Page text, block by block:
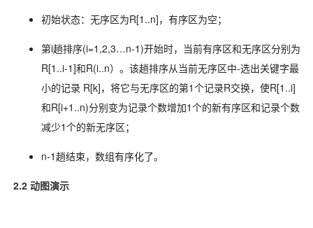
初始状态：无序区为R[1..n]，有序区为空；
第i趟排序(i=1,2,3…n-1)开始时，当前有序区和无序区分别为
R[1..i-1]和R(i..n）。该趟排序从当前无序区中-选出关键字最
小的记录 R[k]，将它与无序区的第1个记录R交换，使R[1..i]
和R[i+1..n)分别变为记录个数增加1个的新有序区和记录个数
减少1个的新无序区；
n-1趟结束，数组有序化了。
2.2 动图演示